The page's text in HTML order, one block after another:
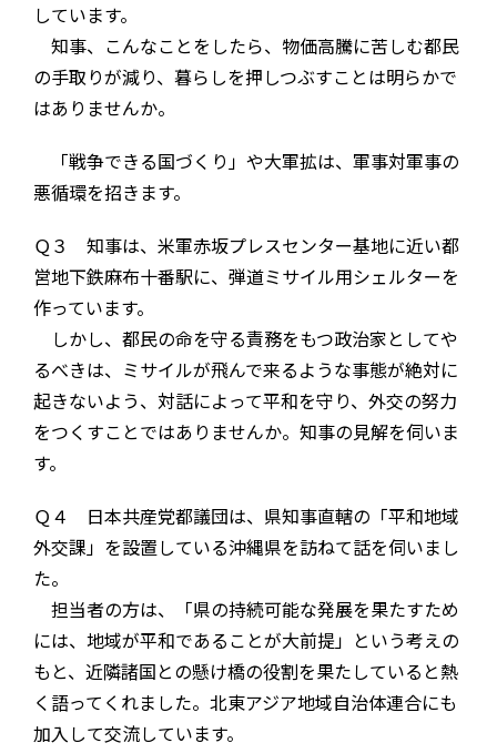
しています。
知事、こんなことをしたら、物価高騰に苦しむ都民
の手取りが減り、暮らしを押しつぶすことは明らかで
はありませんか。
「戦争できる国づくり」や大軍拡は、軍事対軍事の
悪循環を招きます。
Ｑ３ 知事は、米軍赤坂プレスセンター基地に近い都
営地下鉄麻布十番駅に、弾道ミサイル用シェルターを
作っています。
しかし、都民の命を守る責務をもつ政治家としてや
るべきは、ミサイルが飛んで来るような事態が絶対に
起きないよう、対話によって平和を守り、外交の努力
をつくすことではありませんか。知事の見解を伺いま
す。
Ｑ４ 日本共産党都議団は、県知事直轄の「平和地域
外交課」を設置している沖縄県を訪ねて話を伺いまし
た。
担当者の方は、「県の持続可能な発展を果たすため
には、地域が平和であることが大前提」という考えの
もと、近隣諸国との懸け橋の役割を果たしていると熱
く語ってくれました。北東アジア地域自治体連合にも
加入して交流しています。